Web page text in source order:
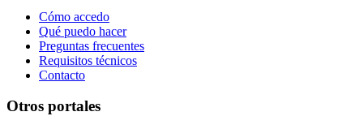
Cómo accedo
Qué puedo hacer
Preguntas frecuentes
Requisitos técnicos
Contacto
Otros portales